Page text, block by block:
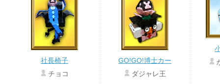
社長椅子
チョコ
GO!GO!博士カー
ダジャレ王